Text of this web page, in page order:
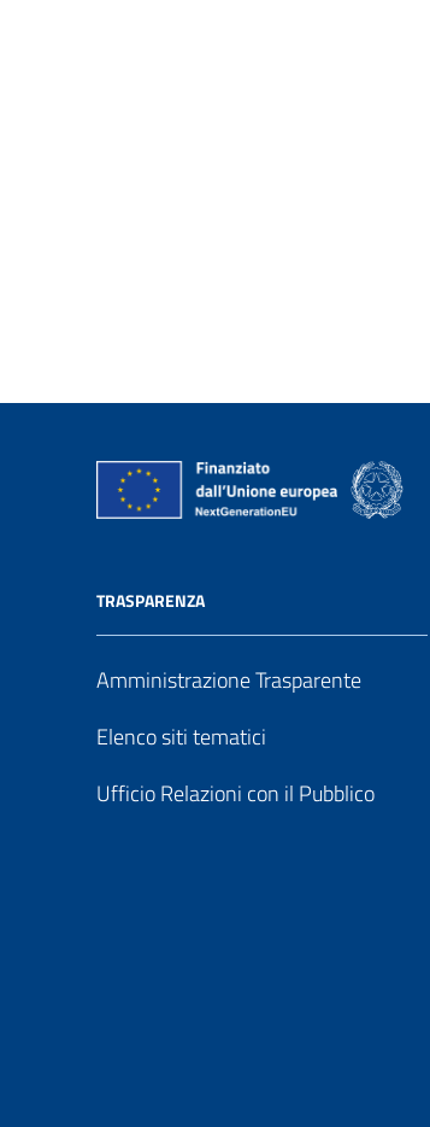
TRASPARENZA
Amministrazione Trasparente
Elenco siti tematici
Ufficio Relazioni con il Pubblico